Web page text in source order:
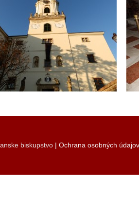
biskupstvo | Ochrana osobných údajov